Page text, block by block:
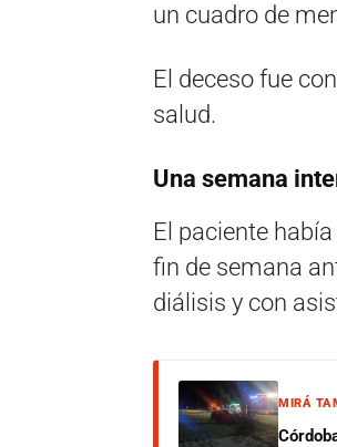
un cuadro de
El deceso fue
salud.
Una semana
El paciente
fin de semana
diálisis y con
MIRÁ